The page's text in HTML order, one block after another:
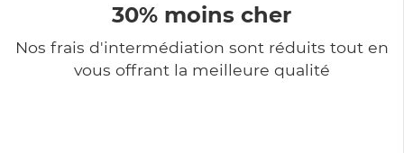
30% moins cher
Nos frais d'intermédiation sont réduits tout en
vous offrant la meilleure qualité